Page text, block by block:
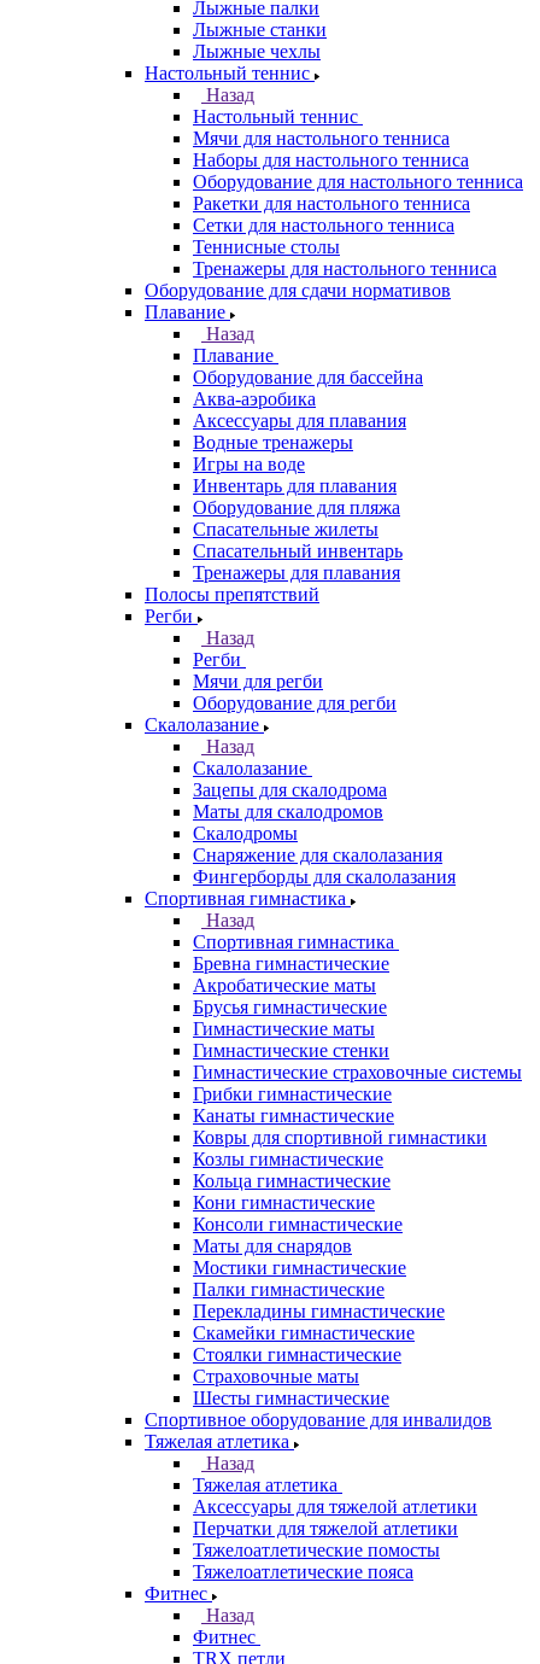
Лыжные палки
Лыжные станки
Лыжные чехлы
Настольный теннис
Назад
Настольный теннис
Мячи для настольного тенниса
Наборы для настольного тенниса
Оборудование для настольного тенниса
Ракетки для настольного тенниса
Сетки для настольного тенниса
Теннисные столы
Тренажеры для настольного тенниса
Оборудование для сдачи нормативов
Плавание
Назад
Плавание
Оборудование для бассейна
Аква-аэробика
Аксессуары для плавания
Водные тренажеры
Игры на воде
Инвентарь для плавания
Оборудование для пляжа
Спасательные жилеты
Спасательный инвентарь
Тренажеры для плавания
Полосы препятствий
Регби
Назад
Регби
Мячи для регби
Оборудование для регби
Скалолазание
Назад
Скалолазание
Зацепы для скалодрома
Маты для скалодромов
Скалодромы
Снаряжение для скалолазания
Фингерборды для скалолазания
Спортивная гимнастика
Назад
Спортивная гимнастика
Бревна гимнастические
Акробатические маты
Брусья гимнастические
Гимнастические маты
Гимнастические стенки
Гимнастические страховочные системы
Грибки гимнастические
Канаты гимнастические
Ковры для спортивной гимнастики
Козлы гимнастические
Кольца гимнастические
Кони гимнастические
Консоли гимнастические
Маты для снарядов
Мостики гимнастические
Палки гимнастические
Перекладины гимнастические
Скамейки гимнастические
Стоялки гимнастические
Страховочные маты
Шесты гимнастические
Спортивное оборудование для инвалидов
Тяжелая атлетика
Назад
Тяжелая атлетика
Аксессуары для тяжелой атлетики
Перчатки для тяжелой атлетики
Тяжелоатлетические помосты
Тяжелоатлетические пояса
Фитнес
Назад
Фитнес
TRX петли